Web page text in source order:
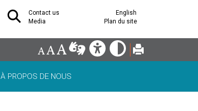
Contact us
English
Media
Plan du site
À PROPOS DE NOUS